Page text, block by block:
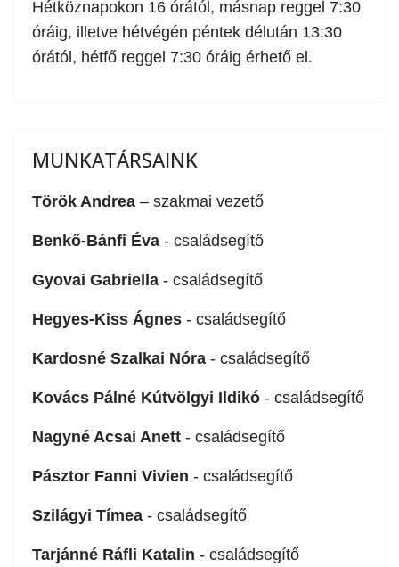
Hétköznapokon 16 órától, másnap reggel 7:30
óráig, illetve hétvégén péntek délután 13:30
órától, hétfő reggel 7:30 óráig érhető el.
MUNKATÁRSAINK
Török Andrea – szakmai vezető
Benkő-Bánfi Éva - családsegítő
Gyovai Gabriella - családsegítő
Hegyes-Kiss Ágnes - családsegítő
Kardosné Szalkai Nóra - családsegítő
Kovács Pálné Kútvölgyi Ildikó - családsegítő
Nagyné Acsai Anett - családsegítő
Pásztor Fanni Vivien - családsegítő
Szilágyi Tímea - családsegítő
Tarjánné Ráfli Katalin - családsegítő